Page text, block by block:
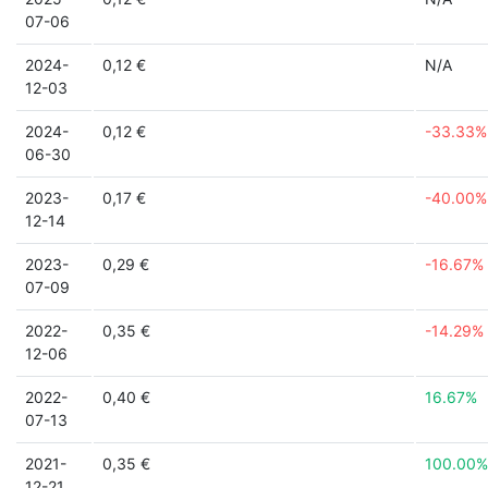
07-06
2024-
12-03
0,12 € N/A
2024-
06-30
0,12 € -33.33%
2023-
12-14
0,17 € -40.00%
2023-
07-09
0,29 € -16.67%
2022-
12-06
0,35 € -14.29%
2022-
07-13
0,40 € 16.67%
2021-
0,35 € 100.00%